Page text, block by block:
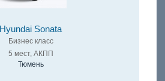
Hyundai Sonata
Бизнес класс
5 мест, АКПП
Тюмень